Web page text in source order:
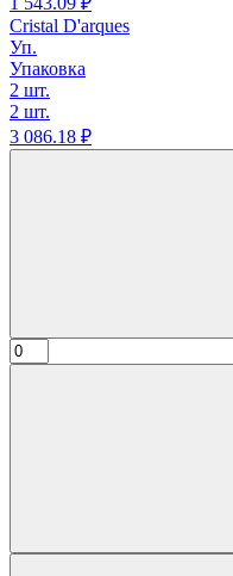
Cristal D'arques
Уп.
Упаковка
2 шт.
2 шт.
3 086.18 ₽